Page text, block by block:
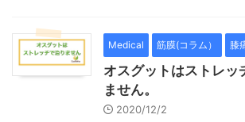
Medical 筋膜(コラム） 膝
オスグットはストレッ
ません。
2020/12/2